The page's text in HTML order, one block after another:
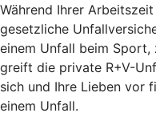
Während Ihrer
gesetzliche
einem Unfall beim Sport,
greift die private R+V-
sich und Ihre Lieben vor
einem Unfall.